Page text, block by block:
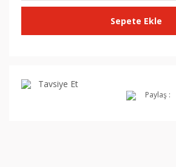
Sepete Ekle
Tavsiye Et
Paylaş :